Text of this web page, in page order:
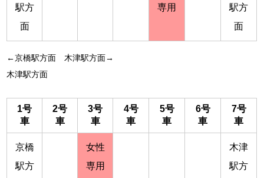
駅方
面
専用
駅方
面
←京橋駅方面 木津駅方面→
木津駅方面
1号
車
2号
車
3号
車
4号
車
5号
車
6号
車
7号
車
京橋
駅方
女性
専用
木津
駅方